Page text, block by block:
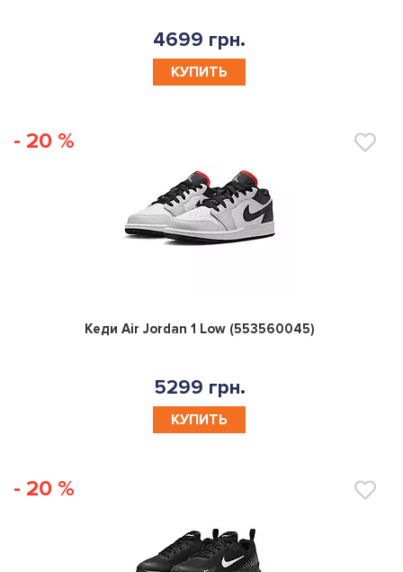
4699 грн.
КУПИТЬ
- 20 %
0
Кеди Air Jordan 1 Low (553560045)
5299 грн.
КУПИТЬ
- 20 %